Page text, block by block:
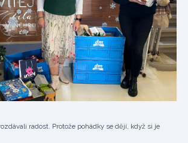
radost. Protože pohádky se dějí, když si je